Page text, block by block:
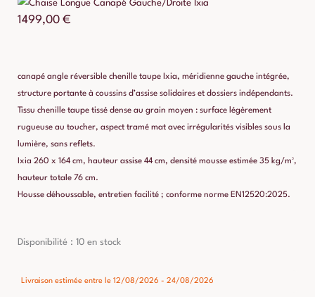
1499,00 €
canapé angle réversible chenille taupe Ixia, méridienne gauche intégrée,
structure portante à coussins d’assise solidaires et dossiers indépendants.
Tissu chenille taupe tissé dense au grain moyen : surface légèrement
rugueuse au toucher, aspect tramé mat avec irrégularités visibles sous la
lumière, sans reflets.
Ixia 260 x 164 cm, hauteur assise 44 cm, densité mousse estimée 35 kg/m³,
hauteur totale 76 cm.
Housse déhoussable, entretien facilité ; conforme norme EN12520:2025.
Disponibilité : 10 en stock
Livraison estimée entre le 12/08/2026 - 24/08/2026
quantité
Chaise